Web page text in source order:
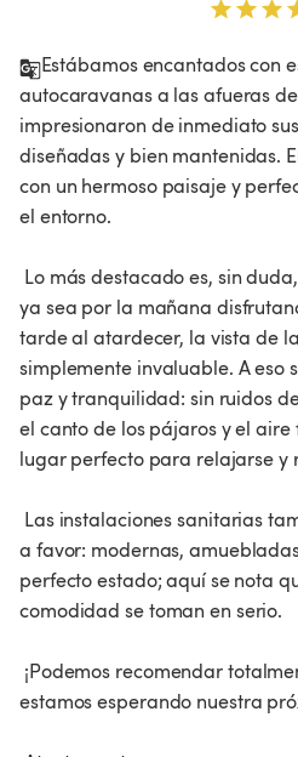
Estábamos encantados con
autocaravanas a las afueras
impresionaron de inmediato
diseñadas y bien mantenidas.
con un hermoso paisaje y
el entorno.
ya sea por la mañana
tarde al atardecer, la vista de
simplemente invaluable. A eso
paz y tranquilidad: sin ruidos
el canto de los pájaros y el aire
lugar perfecto para relajarse y
a favor: modernas,
perfecto estado; aquí se nota
comodidad se toman en serio.
estamos esperando nuestra